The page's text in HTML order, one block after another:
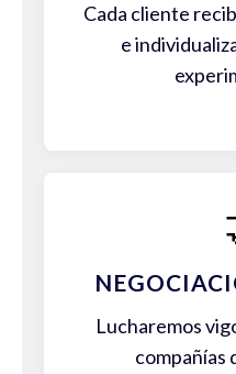
Cada cliente
e
Lucharemos
compañías